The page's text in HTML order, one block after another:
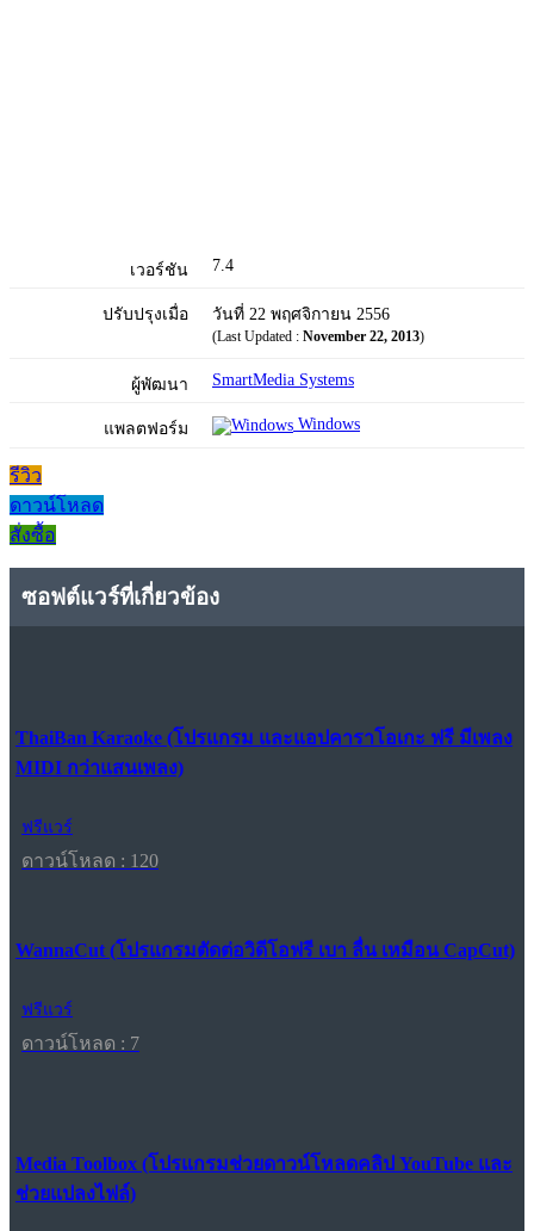
เวอร์ชัน 7.4
ปรับปรุงเมื่อ วันที่ 22 พฤศจิกายน 2556
(Last Updated : November 22, 2013)
ผู้พัฒนา SmartMedia Systems
แพลตฟอร์ม Windows
รีวิว
ดาวน์โหลด
สั่งซื้อ
ซอฟต์แวร์ที่เกี่ยวข้อง
ThaiBan Karaoke (โปรแกรม และแอปคาราโอเกะ ฟรี มีเพลง
MIDI กว่าแสนเพลง)
ฟรีแวร์
ดาวน์โหลด : 120
WannaCut (โปรแกรมตัดต่อวิดีโอฟรี เบา ลื่น เหมือน CapCut)
ฟรีแวร์
ดาวน์โหลด : 7
Media Toolbox (โปรแกรมช่วยดาวน์โหลดคลิป YouTube และ
ช่วยแปลงไฟล์)